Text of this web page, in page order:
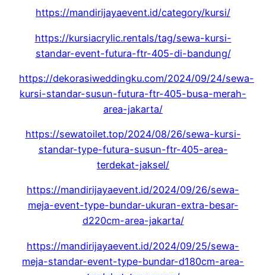
https://mandirijayaevent.id/category/kursi/
https://kursiacrylic.rentals/tag/sewa-kursi-
standar-event-futura-ftr-405-di-bandung/
https://dekorasiweddingku.com/2024/09/24/sewa-
kursi-standar-susun-futura-ftr-405-busa-merah-
area-jakarta/
https://sewatoilet.top/2024/08/26/sewa-kursi-
standar-type-futura-susun-ftr-405-area-
terdekat-jaksel/
https://mandirijayaevent.id/2024/09/26/sewa-
meja-event-type-bundar-ukuran-extra-besar-
d220cm-area-jakarta/
https://mandirijayaevent.id/2024/09/25/sewa-
meja-standar-event-type-bundar-d180cm-area-